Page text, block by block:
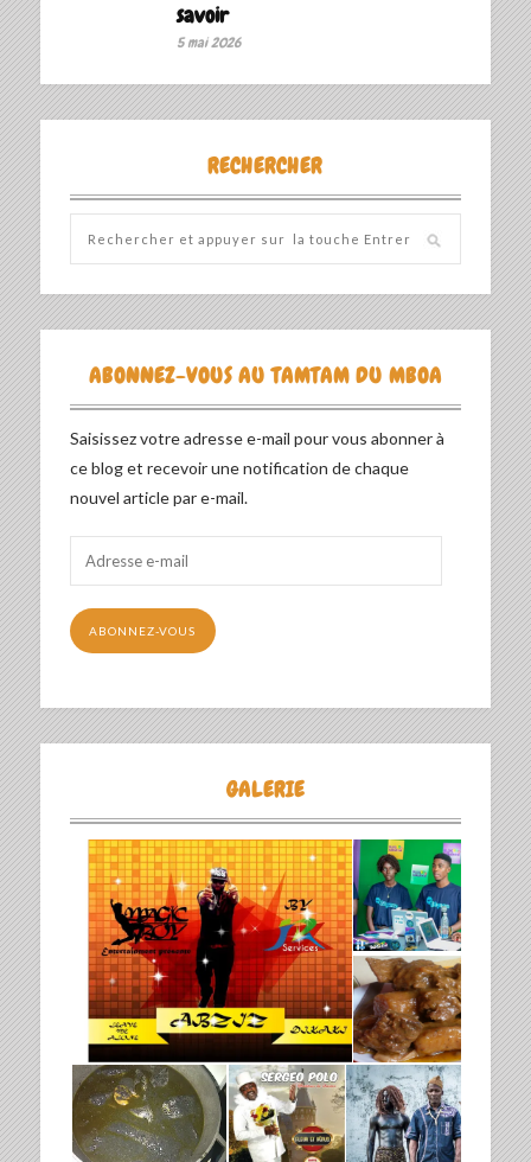
savoir ‎
5 mai 2026
RECHERCHER
ABONNEZ-VOUS AU TAMTAM DU MBOA
Saisissez votre adresse e-mail pour vous abonner à
ce blog et recevoir une notification de chaque
nouvel article par e-mail.
mail
ABONNEZ-VOUS
GALERIE